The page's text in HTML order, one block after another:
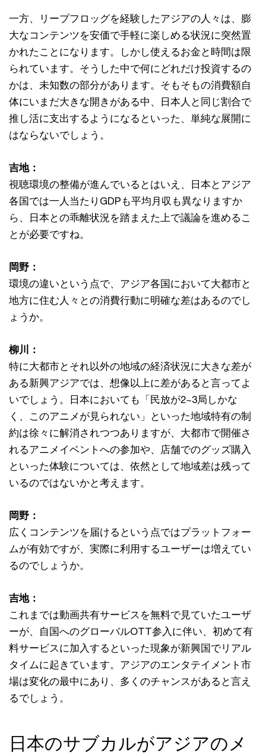
一方、リープフロッグを経験したアジアの人々は、膨
大なコンテンツを安価で手軽に楽しめる状況に突然置
かれたことになります。しかし使えるお金と時間は限
られています。そうした中で何にどれだけ投資するの
かは、未知数の部分があります。そもそもの消費額自
体にいまだ大きな開きがある中、日本人と同じ割合で
推し活に支出するようになるといった、単純な展開に
はならないでしょう。
吉地：
視聴環境の整備が進んでいるとはいえ、日本とアジア
各国では一人当たりGDPも平均月収も異なりますか
ら、日本との乖離状況を踏まえた上で議論を進めるこ
とが必要ですね。
岡野：
環境の違いという点で、アジア各国において大都市と
地方に住む人々との消費行動に明確な差はあるのでし
ょうか。
柳川：
特に大都市とそれ以外の地域の経済状況に大きな差が
ある新興アジアでは、想像以上に差があると言ってよ
いでしょう。日本においても「民放が2~3局しかな
く、このアニメが見られない」といった地域特有の制
約は徐々に解消されつつありますが、大都市で開催さ
れるアニメイベントへの参加や、店舗でのグッズ購入
といった体験については、依然として地域差は残って
いるのではないかと考えます。
岡野：
広くコンテンツを届けるという点ではプラットフォー
ムが有効ですが、実際に利用するユーザーは増えてい
るのでしょうか。
吉地：
これまでは動画共有サービスを無料で見ていたユーザ
ーが、自国へのグローバルOTT参入に伴い、初めて有
料サービスに加入するといった現象が新興国でリアル
タイムに起きています。アジアのエンタテイメント市
場は変化の最中にあり、多くのチャンスがあると言え
るでしょう。
日本のサブカルがアジアのメ